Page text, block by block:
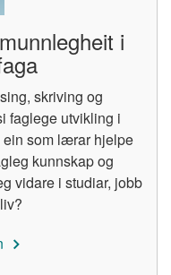
i
skriving og
faglege utvikling i
ein som lærar hjelpe
kunnskap og
vidare i studiar, jobb